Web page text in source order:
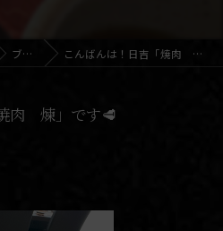
ブログ こんばんは！日吉「焼肉 煉」です🥩
肉 煉」です🥩